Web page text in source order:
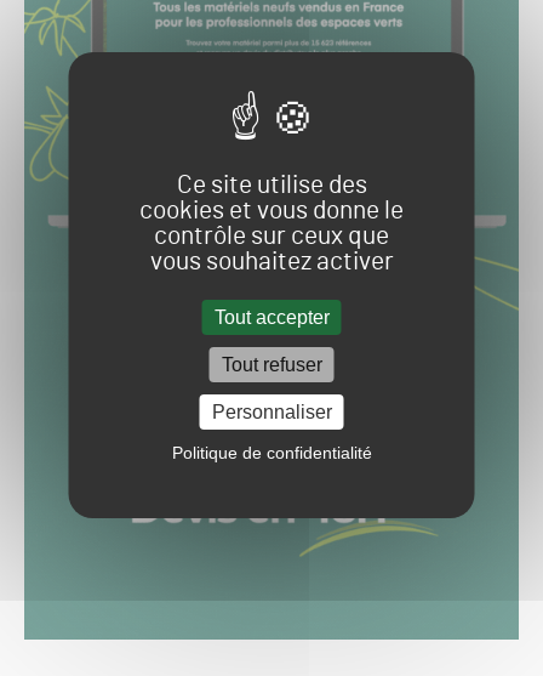
Ce site utilise des
cookies et vous donne le
contrôle sur ceux que
vous souhaitez activer
Tout accepter
Tout refuser
Personnaliser
Politique de confidentialité